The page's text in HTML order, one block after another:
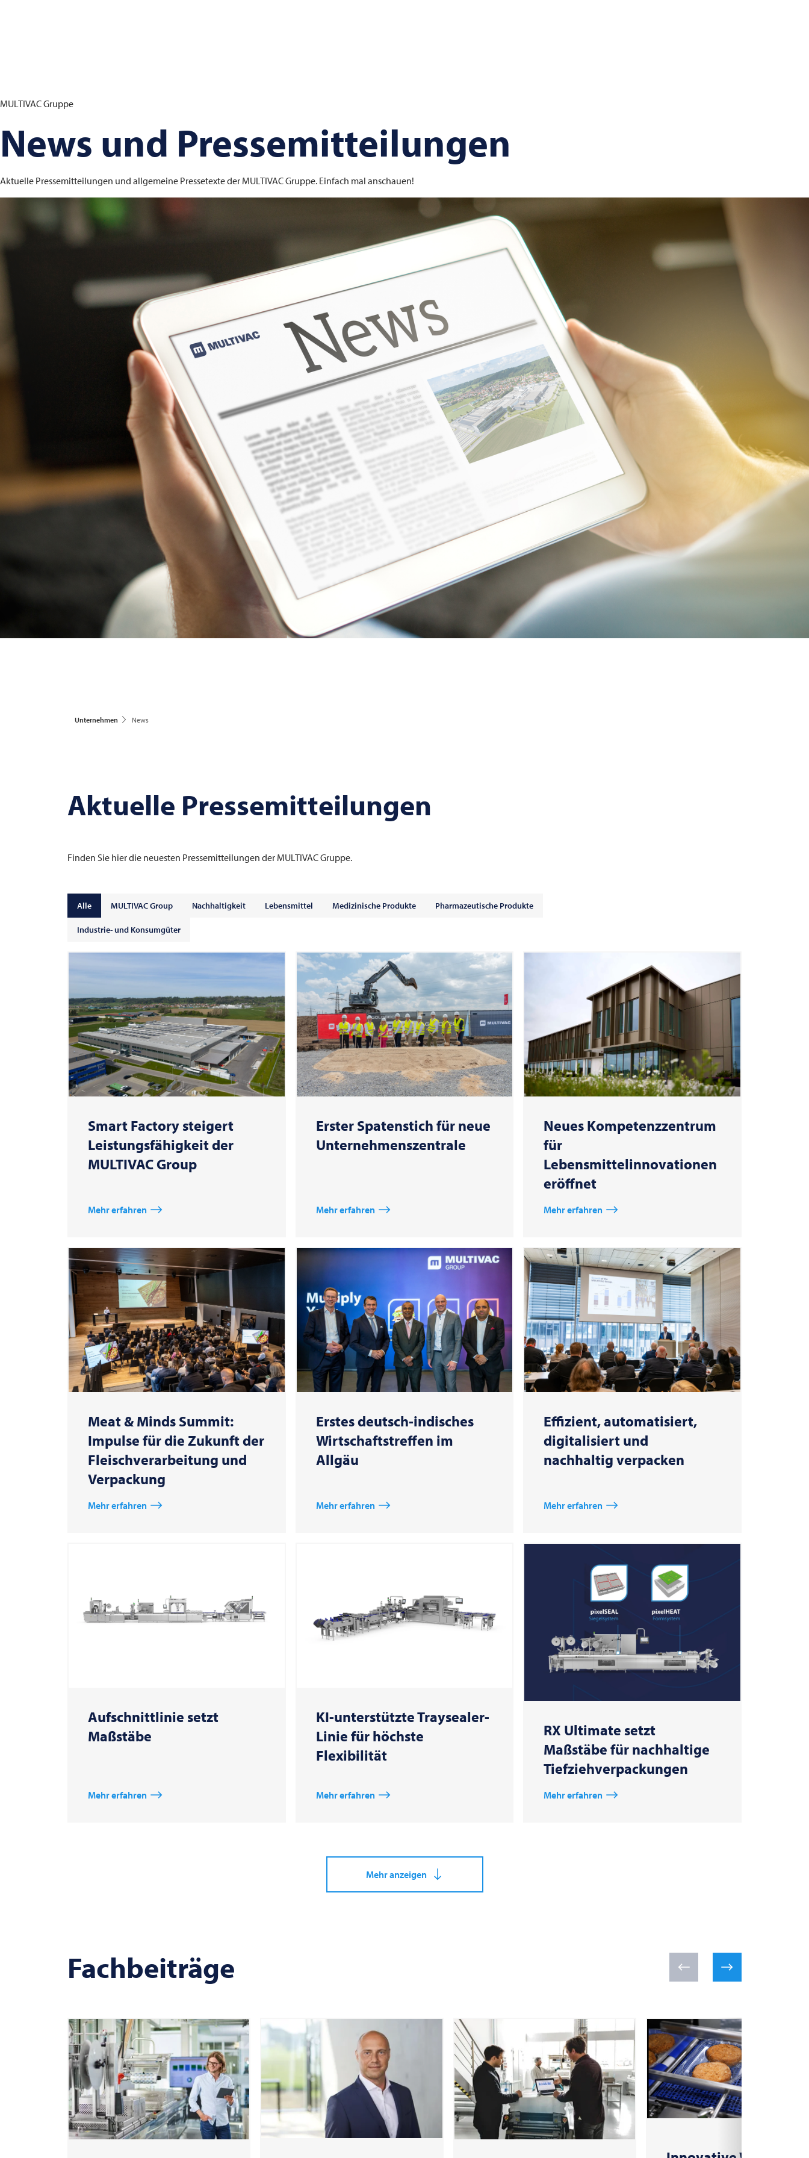
MULTIVACGruppe
News und Pressemitteilungen
Aktuelle Pressemitteilungen und allgemeine Pressetexte der MULTIVACGruppe. Einfach mal anschauen!
Unternehmen News
Aktuelle Pressemitteilungen
Finden Sie hier die neuesten Pressemitteilungen der MULTIVACGruppe.
Alle MULTIVAC Group Nachhaltigkeit Lebensmittel Medizinische Produkte Pharmazeutische Produkte
Industrie- und Konsumgüter
Smart Factory steigert
Leistungsfähigkeit der
MULTIVAC Group
Mehr erfahren
Erster Spatenstich für neue
Unternehmenszentrale
Mehr erfahren
Neues Kompetenzzentrum
für
Lebensmittelinnovationen
eröffnet
Mehr erfahren
Meat & Minds Summit:
Impulse für die Zukunft der
Fleischverarbeitung und
Verpackung
Mehr erfahren
Erstes deutsch-indisches
Wirtschaftstreffen im
Allgäu
Mehr erfahren
Effizient, automatisiert,
digitalisiert und
nachhaltig verpacken
Mehr erfahren
Aufschnittlinie setzt
Maßstäbe
Mehr erfahren
KI-unterstützte Traysealer-
Linie für höchste
Flexibilität
Mehr erfahren
RX Ultimate setzt
Maßstäbe für nachhaltige
Tiefziehverpackungen
Mehr erfahren
Mehr anzeigen
Fachbeiträge